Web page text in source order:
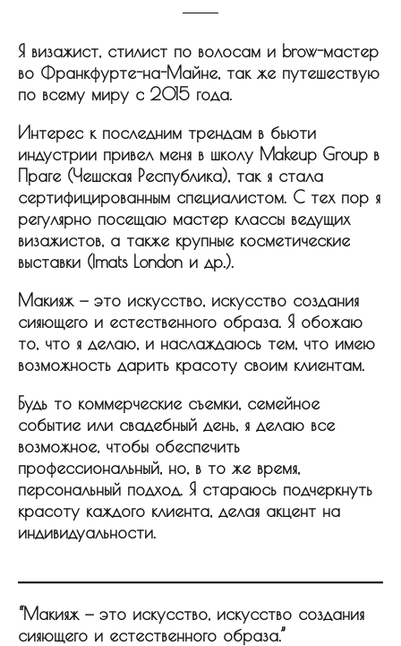
Я визажист, стилист по волосам и brow-мастер
во Франкфурте-на-Майне, так же путешествую
по всему миру с 2015 года.
Интерес к последним трендам в бьюти
индустрии привел меня в школу Makeup Group в
Праге (Чешская Республика), так я стала
сертифицированным специалистом. С тех пор я
регулярно посещаю мастер классы ведущих
визажистов, а также крупные косметические
выставки (Imats London и др.).
Макияж — это искусство, искусство создания
сияющего и естественного образа. Я обожаю
то, что я делаю, и наслаждаюсь тем, что имею
возможность дарить красоту своим клиентам.
Будь то коммерческие съемки, семейное
событие или свадебный день, я делаю все
возможное, чтобы обеспечить
профессиональный, но, в то же время,
персональный подход. Я стараюсь подчеркнуть
красоту каждого клиента, делая акцент на
индивидуальности.
“Макияж — это искусство, искусство создания
сияющего и естественного образа.”